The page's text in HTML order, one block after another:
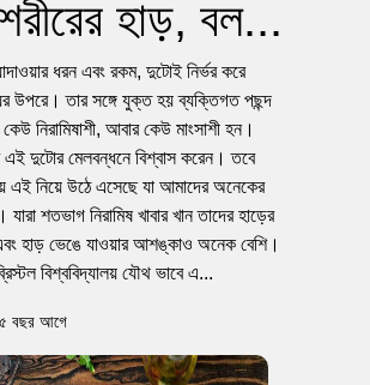
তৈরি হয়নি রাঙ্গামাটি ম...
হাড়, বল...
ধরন এবং রকম, দুটোই নির্ভর করে
উপরে। তার সঙ্গে যুক্ত হয় ব্যক্তিগত পছন্দ
নিরামিষাশী, আবার কেউ মাংসাশী হন।
দুটোর মেলবন্ধনে বিশ্বাস করেন। তবে
এই নিয়ে উঠে এসেছে যা আমাদের অনেকের
শতভাগ নিরামিষ খাবার খান তাদের হাড়ের
হাড় ভেঙে যাওয়ার আশঙ্কাও অনেক বেশি।
বিশ্ববিদ্যালয় যৌথ ভাবে এ...
৫ বছর আগে